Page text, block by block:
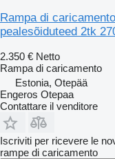
Rampa di
pealesõiduteed 2tk
2.350 € Netto
Rampa di caricamento
Estonia, Otepää
Engeros Otepaa
Contattare il venditore
Iscriviti per ricevere le
rampe di caricamento